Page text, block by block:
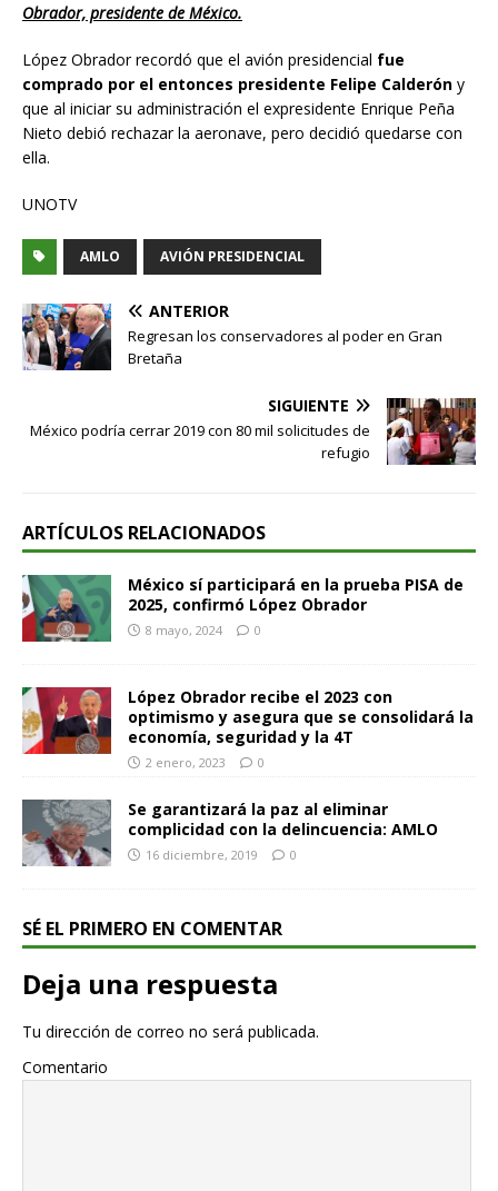
Obrador, presidente de México.
López Obrador recordó que el avión presidencial fue
comprado por el entonces presidente Felipe Calderón y
que al iniciar su administración el expresidente Enrique Peña
Nieto debió rechazar la aeronave, pero decidió quedarse con
ella.
UNOTV
AMLO AVIÓN PRESIDENCIAL
ANTERIOR
Regresan los conservadores al poder en Gran
Bretaña
SIGUIENTE
México podría cerrar 2019 con 80 mil solicitudes de
refugio
ARTÍCULOS RELACIONADOS
México sí participará en la prueba PISA de
2025, confirmó López Obrador
8 mayo, 2024 0
López Obrador recibe el 2023 con
optimismo y asegura que se consolidará la
economía, seguridad y la 4T
2 enero, 2023 0
Se garantizará la paz al eliminar
complicidad con la delincuencia: AMLO
16 diciembre, 2019 0
SÉ EL PRIMERO EN COMENTAR
Deja una respuesta
Tu dirección de correo no será publicada.
Comentario